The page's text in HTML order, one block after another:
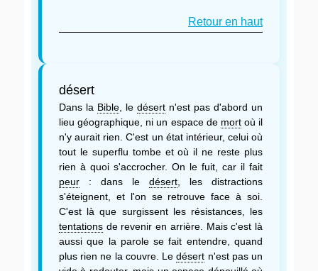
Retour en haut
désert
Dans la Bible , le désert n'est pas d'abord un
lieu géographique, ni un espace de mortoù il
n'y aurait rien. C'est un état intérieur, celui où
tout le superflu tombe et où il ne reste plus
rien à quoi s'accrocher. On le fuit, car il fait
peur : dans le désert , les distractions
s'éteignent, et l'on se retrouve face à soi.
C'est là que surgissent les résistances, les
tentations de revenir en arrière. Mais c'est là
aussi que la parole se fait entendre, quand
plus rien ne la couvre. Ledésert n'est pas un